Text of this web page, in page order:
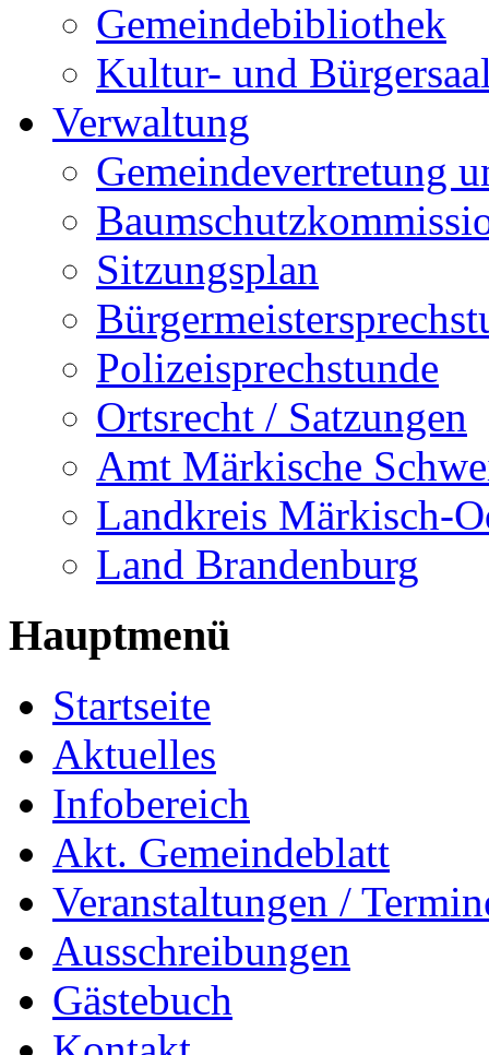
Gemeindebibliothek
Kultur- und
Verwaltung
Gemeindevertretung
Sitzungsplan
Polizeisprechstunde
Ortsrecht / Satzungen
Amt Märkische
Landkreis Märkisch-
Land Brandenburg
Hauptmenü
Startseite
Aktuelles
Infobereich
Akt. Gemeindeblatt
Veranstaltungen /
Ausschreibungen
Gästebuch